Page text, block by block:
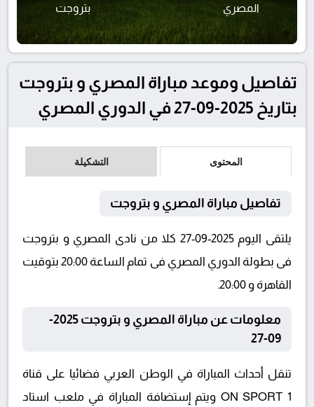
المصري بتروجت
تفاصيل وموعد مباراة المصري و بتروجت
بتاريخ 2025-09-27 في الدوري المصري
المحتوى التشكيلة
تفاصيل مباراة المصري و بتروجت
يلتقى اليوم 2025-09-27 كلا من نادى المصري و بتروجت
فى بطولة الدوري المصري فى تمام الساعة 20:00 بتوقيت
القاهرة و 20:00.
معلومات عن مباراة المصري و بتروجت 2025-
09-27
تنقل أحداث المباراة في الوطن العربي فضائيا على قناة
ON SPORT 1 ويتم إستضافة المباراة في ملعب استاد